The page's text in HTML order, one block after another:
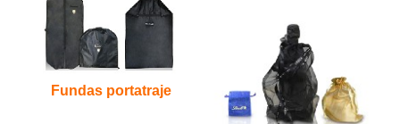
Fundas portatraje